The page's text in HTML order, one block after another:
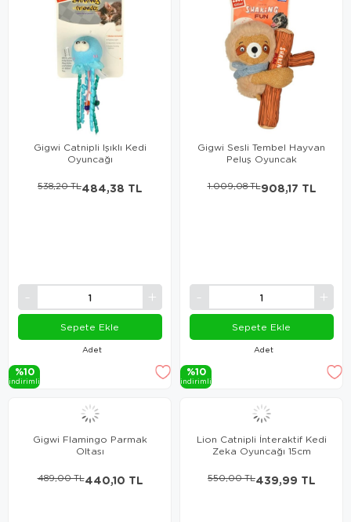
Gigwi Catnipli Işıklı Kedi
Oyuncağı
Adet
484,38 TL
538,20 TL
Sepete Ekle
%10
i̇ndi̇ri̇mli̇
Gigwi Sesli Tembel Hayvan
Peluş Oyuncak
Adet
908,17 TL
1.009,08 TL
Sepete Ekle
%10
i̇ndi̇ri̇mli̇
Gigwi Flamingo Parmak
Oltası
440,10 TL
489,00 TL
Lion Catnipli İnteraktif Kedi
Zeka Oyuncağı 15cm
439,99 TL
550,00 TL